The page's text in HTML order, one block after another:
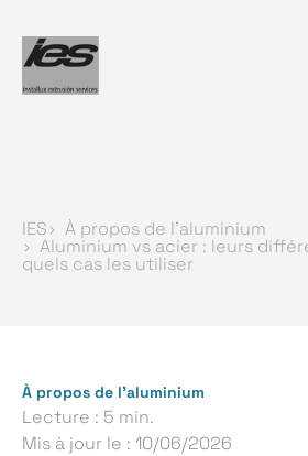
IES À propos de l’aluminium
Aluminium vs acier : leurs
quels cas les utiliser
À propos de l’aluminium
Lecture : 5 min.
Mis à jour le : 10/06/2026